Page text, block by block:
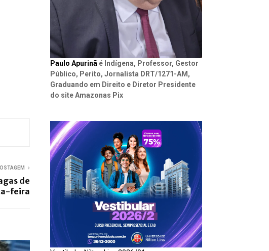
de
feira
Paulo Apurinã é Indígena, Professor, Gestor
Público, Perito, Jornalista DRT/1271-AM,
Graduando em Direito e Diretor Presidente
do site Amazonas Pix